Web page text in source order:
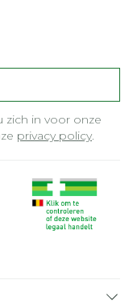
zich in voor onze
privacy policy.